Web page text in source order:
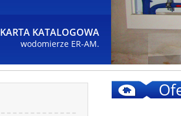
KARTA KATALOGOWA
wodomierze ER-AM.